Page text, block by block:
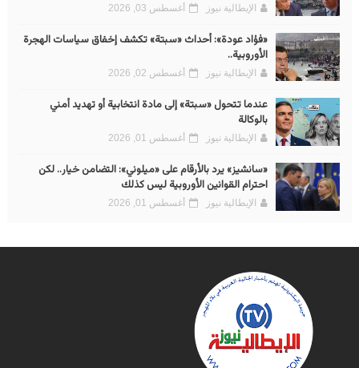
الإيطالية نيوز أغسطس 03, 2026
«فؤاد عودة»: أحداث «سبتة» تكشف إخفاق سياسات الهجرة
الأوروبية..
الإيطالية نيوز أغسطس 02, 2026
عندما تتحول «سبتة» إلى مادة انتخابية أو تهديد أمني
بالوكالة
الإيطالية نيوز أغسطس 01, 2026
«سانشيز» يرد بالأرقام على «ميلوني»: التضامن خيار.. لكن
احترام القوانين الأوروبية ليس كذلك
الإيطالية نيوز أغسطس 01, 2026